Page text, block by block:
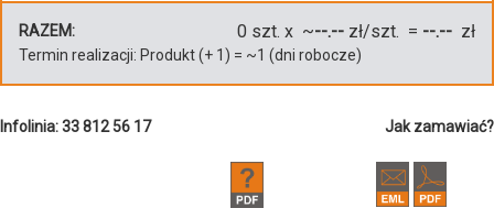
RAZEM: 0 szt. x ~--.-- zł/szt. = --.-- zł
Termin realizacji: Produkt(+ 1 ) = ~1 (dni robocze)
Infolinia: 33 812 56 17 Jak zamawiać?